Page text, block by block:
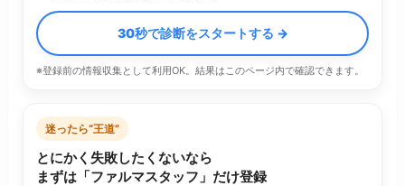
30秒で診断をスタートする →
※登録前の情報収集として利用OK。結果はこのページ内で確認できます。
迷ったら“王道”
とにかく失敗したくないなら
まずは「ファルマスタッフ」だけ登録